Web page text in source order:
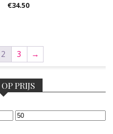
€34.50
2 3 →
PRIJS
Max.